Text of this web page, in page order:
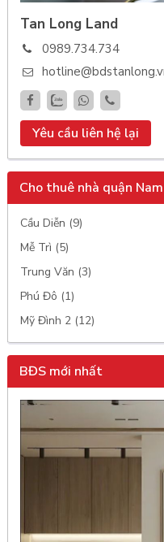
Tan Long Land
0989.734.734
Yêu cầu liên hệ lại
Cho thuê nhà quận
Cầu Diễn (9)
Mễ Trì (5)
Trung Văn (3)
Phú Đô (1)
Mỹ Đình 2 (12)
BĐS mới nhất